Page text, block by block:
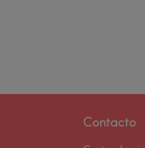
Contacto